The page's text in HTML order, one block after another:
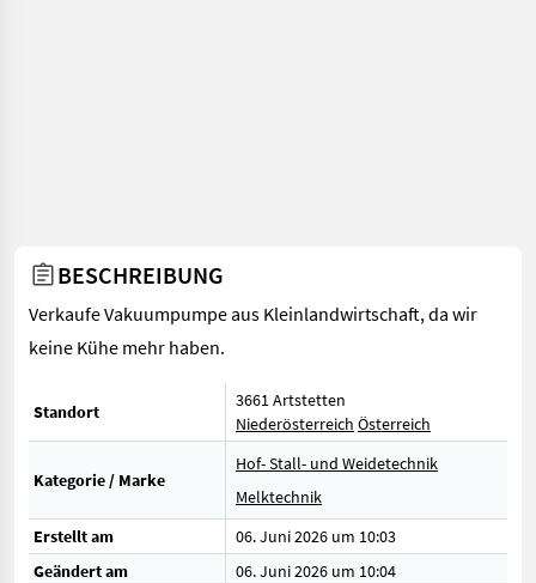
BESCHREIBUNG
Verkaufe Vakuumpumpe aus Kleinlandwirtschaft, da wir
keine Kühe mehr haben.
Standort
3661 Artstetten
Niederösterreich Österreich
Kategorie / Marke
Hof- Stall- und Weidetechnik
Melktechnik
Erstellt am
06. Juni 2026 um 10:03
Geändert am
06. Juni 2026 um 10:04